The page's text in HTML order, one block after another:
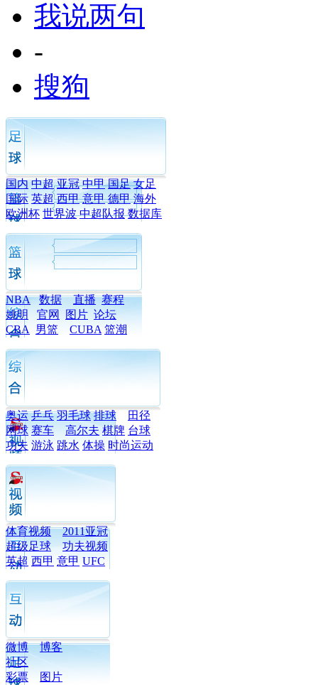
我说两句
-
搜狗
国内 中超 亚冠 中甲 国足 女足
国际 英超 西甲 意甲 德甲 海外
欧洲杯 世界波 中超队报 数据库
NBA 数据 直播 赛程
姚明
官网 图片 论坛
CBA
男篮 CUBA 篮潮
奥运 乒乓 羽毛球 排球
田径
网球 赛车 高尔夫 棋牌 台球
功夫 游泳 跳水 体操 时尚运动
体育视频
2011亚冠
超级足球
功夫视频
英超 西甲 意甲 UFC
微博
博客
社区
彩票
图片